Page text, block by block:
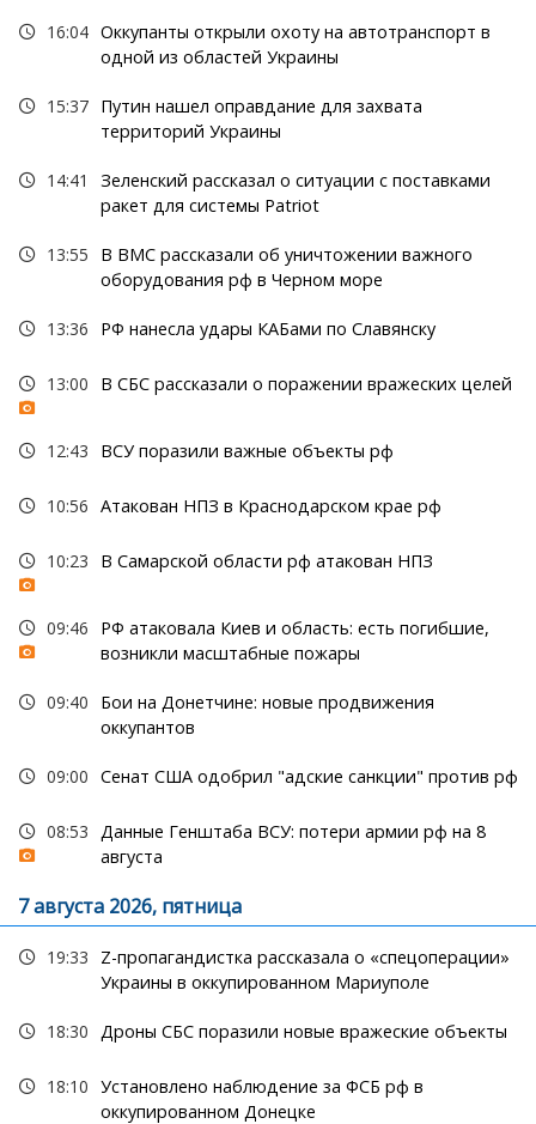
16:04 Оккупанты открыли охоту на автотранспорт в
одной из областей Украины
15:37 Путин нашел оправдание для захвата
территорий Украины
14:41
Зеленский рассказал о ситуации с поставками
ракет для системы Patriot
13:55
В ВМС рассказали об уничтожении важного
оборудования рф в Черном море
13:36 РФ нанесла удары КАБами по Славянску
13:00 В СБС рассказали о поражении вражеских целей
12:43 ВСУ поразили важные объекты рф
10:56 Атакован НПЗ в Краснодарском крае рф
10:23 В Самарской области рф атакован НПЗ
09:46
РФ атаковала Киев и область: есть погибшие,
возникли масштабные пожары
09:40
Бои на Донетчине: новые продвижения
оккупантов
09:00 Сенат США одобрил "адские санкции" против рф
08:53 Данные Генштаба ВСУ: потери армии рф на 8
августа
7 августа 2026, пятница
19:33
Z-пропагандистка рассказала о «спецоперации»
Украины в оккупированном Мариуполе
18:30 Дроны СБС поразили новые вражеские объекты
18:10 Установлено наблюдение за ФСБ рф в
оккупированном Донецке